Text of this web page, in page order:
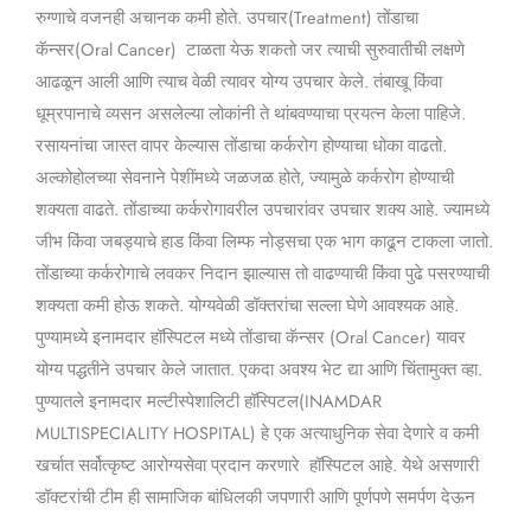
रुग्णाचे वजनही अचानक कमी होते. उपचार(Treatment) तोंडाचा
कॅन्सर(Oral Cancer) टाळता येऊ शकतो जर त्याची सुरुवातीची लक्षणे
आढळून आली आणि त्याच वेळी त्यावर योग्य उपचार केले. तंबाखू किंवा
धूम्रपानाचे व्यसन असलेल्या लोकांनी ते थांबवण्याचा प्रयत्न केला पाहिजे.
रसायनांचा जास्त वापर केल्यास तोंडाचा कर्करोग होण्याचा धोका वाढतो.
अल्कोहोलच्या सेवनाने पेशींमध्ये जळजळ होते, ज्यामुळे कर्करोग होण्याची
शक्यता वाढते. तोंडाच्या कर्करोगावरील उपचारांवर उपचार शक्य आहे. ज्यामध्ये
जीभ किंवा जबड्याचे हाड किंवा लिम्फ नोड्सचा एक भाग काढून टाकला जातो.
तोंडाच्या कर्करोगाचे लवकर निदान झाल्यास तो वाढण्याची किंवा पुढे पसरण्याची
शक्यता कमी होऊ शकते. योग्यवेळी डॉक्तरांचा सल्ला घेणे आवश्यक आहे.
पुण्यामध्ये इनामदार हॉस्पिटल मध्ये तोंडाचा कॅन्सर (Oral Cancer) यावर
योग्य पद्धतीने उपचार केले जातात. एकदा अवश्य भेट द्या आणि चिंतामुक्त व्हा.
पुण्यातले इनामदार मल्टीस्पेशालिटी हॉस्पिटल(INAMDAR
MULTISPECIALITY HOSPITAL) हे एक अत्याधुनिक सेवा देणारे व कमी
खर्चात सर्वोत्कृष्ट आरोग्यसेवा प्रदान करणारे हॉस्पिटल आहे. येथे असणारी
डॉक्टरांची टीम ही सामाजिक बांधिलकी जपणारी आणि पूर्णपणे समर्पण देऊन